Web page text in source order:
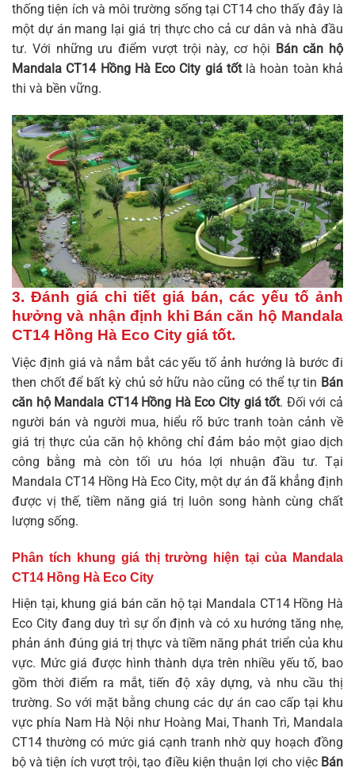
thống tiện ích và môi trường sống tại CT14 cho thấy đây là
một dự án mang lại giá trị thực cho cả cư dân và nhà đầu
tư. Với những ưu điểm vượt trội này, cơ hội Bán căn hộ
Mandala CT14 Hồng Hà Eco City giá tốtlà hoàn toàn khả
thi và bền vững.
3. Đánh giá chi tiết giá bán, các yếu tố ảnh
hưởng và nhận định khi Bán căn hộ Mandala
CT14 Hồng Hà Eco City giá tốt.
Việc định giá và nắm bắt các yếu tố ảnh hưởng là bước đi
then chốt để bất kỳ chủ sở hữu nào cũng có thể tự tin Bán
căn hộ Mandala CT14 Hồng Hà Eco City giá tốt. Đối với cả
người bán và người mua, hiểu rõ bức tranh toàn cảnh về
giá trị thực của căn hộ không chỉ đảm bảo một giao dịch
công bằng mà còn tối ưu hóa lợi nhuận đầu tư. Tại
Mandala CT14 Hồng Hà Eco City, một dự án đã khẳng định
được vị thế, tiềm năng giá trị luôn song hành cùng chất
lượng sống.
Phân tích khung giá thị trường hiện tại của Mandala
CT14 Hồng Hà Eco City
Hiện tại, khung giá bán căn hộ tại Mandala CT14 Hồng Hà
Eco City đang duy trì sự ổn định và có xu hướng tăng nhẹ,
phản ánh đúng giá trị thực và tiềm năng phát triển của khu
vực. Mức giá được hình thành dựa trên nhiều yếu tố, bao
gồm thời điểm ra mắt, tiến độ xây dựng, và nhu cầu thị
trường. So với mặt bằng chung các dự án cao cấp tại khu
vực phía Nam Hà Nội như Hoàng Mai, Thanh Trì, Mandala
CT14 thường có mức giá cạnh tranh nhờ quy hoạch đồng
bộ và tiện ích vượt trội, tạo điều kiện thuận lợi cho việc Bán